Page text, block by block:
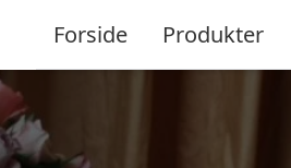
Forside Produkter